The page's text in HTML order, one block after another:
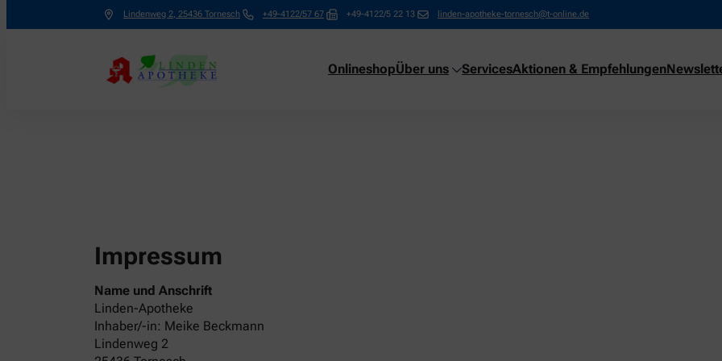
Lindenweg 2, 25436 Tornesch +49-4122/57 67 +49-4122/5 22 13 linden-apotheke-tornesch@t-online.de
OnlineshopÜber uns ServicesAktionen & Empfehlungen
Impressum
Name und Anschrift
Linden-Apotheke
Inhaber/-in: Meike Beckmann
Lindenweg 2